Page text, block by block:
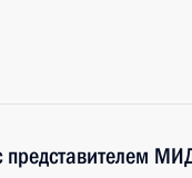
представителем